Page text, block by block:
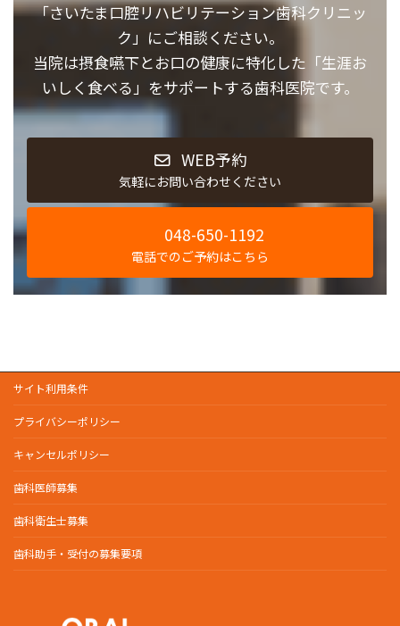
「さいたま口腔リハビリテーション歯科クリニッ
ク」にご相談ください。
当院は摂食嚥下とお口の健康に特化した「生涯お
いしく食べる」をサポートする歯科医院です。
WEB予約
気軽にお問い合わせください
048-650-1192
電話でのご予約はこちら
サイト利用条件
プライバシーポリシー
キャンセルポリシー
歯科医師募集
歯科衛生士募集
歯科助手・受付の募集要項